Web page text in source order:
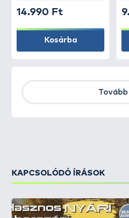
14.990 Ft
Kosárba
Tovább
KAPCSOLÓDÓ ÍRÁSOK